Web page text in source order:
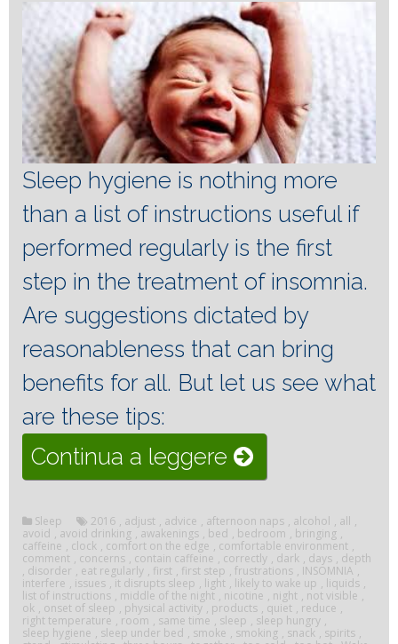
Sleep hygiene is nothing more
than a list of instructions useful if
performed regularly is the first
step in the treatment of insomnia.
Are suggestions dictated by
reasonableness that can bring
benefits for all. But let us see what
are these tips:
Continua a leggere “Sleep
hygiene”
Sleep 2016 , adjust , advice , afternoon naps , alcohol , all ,
avoid , avoid drinking , awakenings , bed , bedroom , bringing ,
caffeine , clock , comfort on the edge , comfortable environment ,
comment , concerns , contain caffeine , correctly , dark , days , depth
, disorder , eat regularly , first , first step , frustrations , INSOMNIA ,
interfere , issues , it disrupts sleep , light , likely to wake up , liquids ,
list of instructions , middle of the night , nicotine , night , not visible ,
ok , onset of sleep , physical activity , products , quiet , reduce ,
right temperature , room , same time , sleep , sleep hungry ,
sleep hygiene , sleep under bed , smoke , smoking , snack , spirits ,